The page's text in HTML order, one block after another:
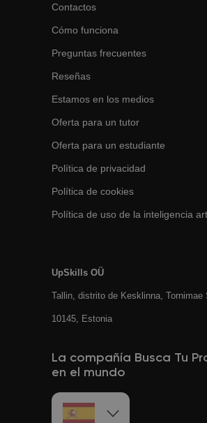
Contactos
Cómo funciona
Preguntas frecuentes
Reseñas
Estamos en los medios
Oferta para un tutor
Oferta para un estudiante
Política de privacidad
Política de cookies
Política de uso de la inteligencia
UpSkills OÜ
Tallin, distrito de Kesklinna, Tornimаe
10145, Estonia
La compañía Busca Tu
en el mundo